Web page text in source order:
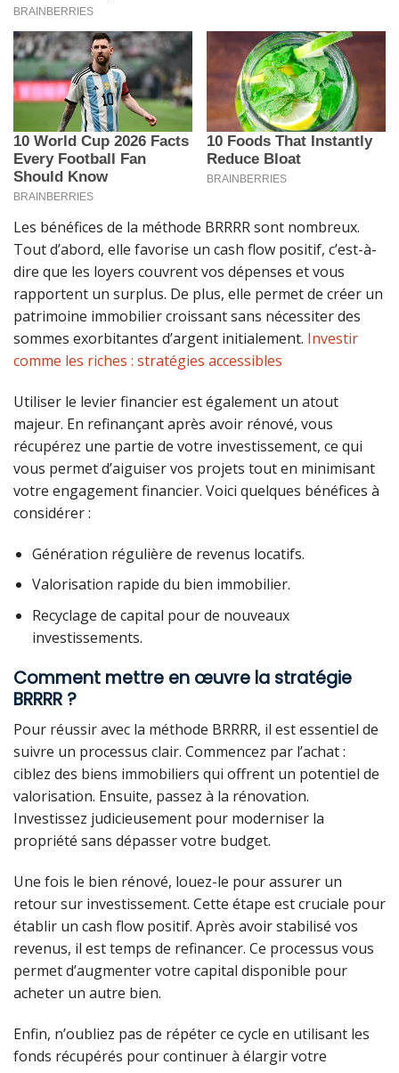
Les bénéfices de la méthode BRRRR sont nombreux.
Tout d’abord, elle favorise un cash flow positif, c’est-à-
dire que les loyers couvrent vos dépenses et vous
rapportent un surplus. De plus, elle permet de créer un
patrimoine immobilier croissant sans nécessiter des
sommes exorbitantes d’argent initialement. Investir
comme les riches : stratégies accessibles
Utiliser le levier financier est également un atout
majeur. En refinançant après avoir rénové, vous
récupérez une partie de votre investissement, ce qui
vous permet d’aiguiser vos projets tout en minimisant
votre engagement financier. Voici quelques bénéfices à
considérer :
Génération régulière de revenus locatifs.
Valorisation rapide du bien immobilier.
Recyclage de capital pour de nouveaux
investissements.
Comment mettre en œuvre la stratégie
BRRRR ?
Pour réussir avec la méthode BRRRR, il est essentiel de
suivre un processus clair. Commencez par l’achat :
ciblez des biens immobiliers qui offrent un potentiel de
valorisation. Ensuite, passez à la rénovation.
Investissez judicieusement pour moderniser la
propriété sans dépasser votre budget.
Une fois le bien rénové, louez-le pour assurer un
retour sur investissement. Cette étape est cruciale pour
établir un cash flow positif. Après avoir stabilisé vos
revenus, il est temps de refinancer. Ce processus vous
permet d’augmenter votre capital disponible pour
acheter un autre bien.
Enfin, n’oubliez pas de répéter ce cycle en utilisant les
fonds récupérés pour continuer à élargir votre